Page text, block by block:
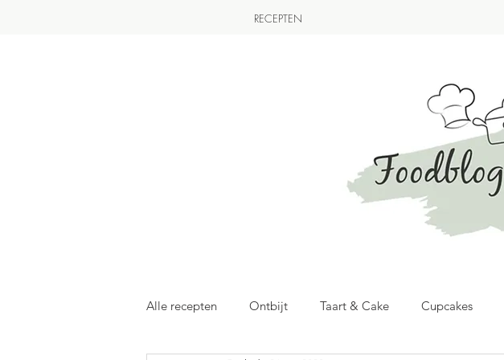
RECEPTEN
Alle recepten Ontbijt Taart & Cake Cupcakes